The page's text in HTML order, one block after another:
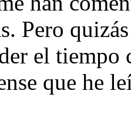
Pero
el
que he